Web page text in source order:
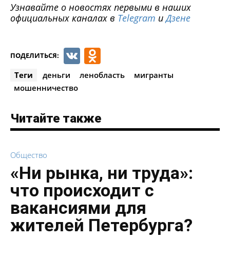
Узнавайте о новостях первыми в наших
официальных каналах в Telegram иДзене
ПОДЕЛИТЬСЯ: VK
Теги деньги ленобласть
мигранты
мошенничество
Читайте также
Общество
«Ни рынка, ни труда»:
что происходит с
вакансиями для
жителей Петербурга?